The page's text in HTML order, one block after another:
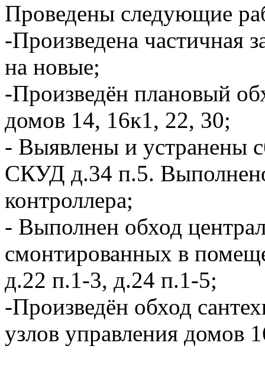
Проведены следующие
-Произведена частичная
на новые;
-Произведён плановый
домов 14, 16к1, 22, 30;
- Выявлены и устранены
СКУД д.34 п.5.
контроллера;
- Выполнен обход
смонтированных в
д.22 п.1-3, д.24 п.1-5;
-Произведён обход
узлов управления домов